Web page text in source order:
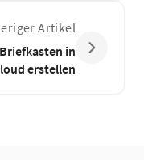
Artikel
in
erstellen